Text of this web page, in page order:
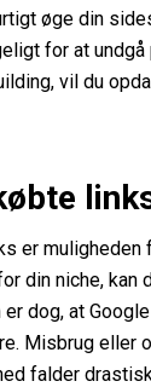
øge din
for at
vil du
er
din niche,
dog, at
Misbrug
falder